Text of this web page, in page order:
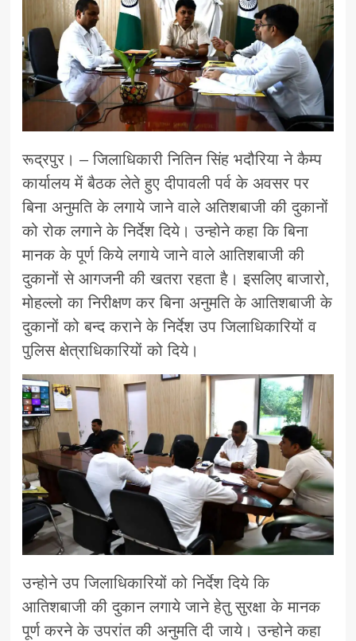
रूद्रपुर। – जिलाधिकारी नितिन सिंह भदौरिया ने कैम्प
कार्यालय में बैठक लेते हुए दीपावली पर्व के अवसर पर
बिना अनुमति के लगाये जाने वाले अतिशबाजी की दुकानों
को रोक लगाने के निर्देश दिये। उन्होने कहा कि बिना
मानक के पूर्ण किये लगाये जाने वाले आतिशबाजी की
दुकानों से आगजनी की खतरा रहता है। इसलिए बाजारो,
मोहल्लो का निरीक्षण कर बिना अनुमति के आतिशबाजी के
दुकानों को बन्द कराने के निर्देश उप जिलाधिकारियों व
पुलिस क्षेत्राधिकारियों को दिये।
उन्होने उप जिलाधिकारियों को निर्देश दिये कि
आतिशबाजी की दुकान लगाये जाने हेतु सुरक्षा के मानक
पूर्ण करने के उपरांत की अनुमति दी जाये। उन्होने कहा